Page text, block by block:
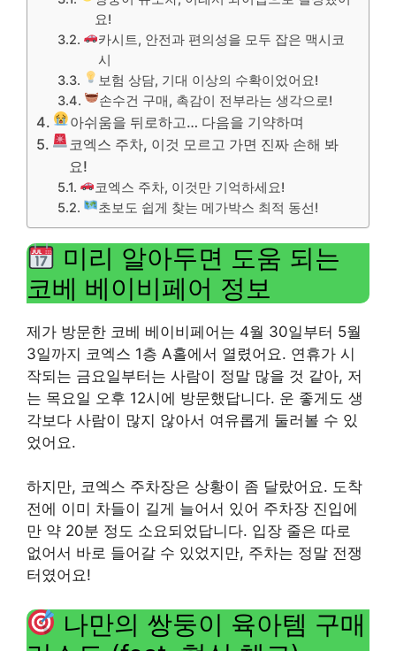
요!
카시트, 안전과 편의성을 모두 잡은 맥시코
시
보험 상담, 기대 이상의 수확이었어요!
손수건 구매, 촉감이 전부라는 생각으로!
아쉬움을 뒤로하고… 다음을 기약하며
코엑스 주차, 이것 모르고 가면 진짜 손해 봐
요!
코엑스 주차, 이것만 기억하세요!
초보도 쉽게 찾는 메가박스 최적 동선!
미리 알아두면 도움 되는
코베 베이비페어 정보
제가 방문한 코베 베이비페어는 4월 30일부터 5월
3일까지 코엑스 1층 A홀에서 열렸어요. 연휴가 시
작되는 금요일부터는 사람이 정말 많을 것 같아, 저
는 목요일 오후 12시에 방문했답니다. 운 좋게도 생
각보다 사람이 많지 않아서 여유롭게 둘러볼 수 있
었어요.
하지만, 코엑스 주차장은 상황이 좀 달랐어요. 도착
전에 이미 차들이 길게 늘어서 있어 주차장 진입에
만 약 20분 정도 소요되었답니다. 입장 줄은 따로
없어서 바로 들어갈 수 있었지만, 주차는 정말 전쟁
터였어요!
나만의 쌍둥이 육아템 구매